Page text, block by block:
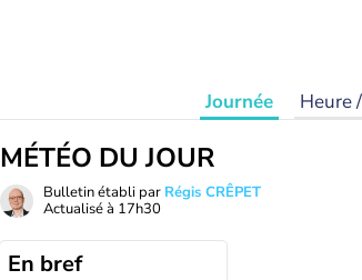
Journée Heure
MÉTÉO DU JOUR
Bulletin établi par Régis CRÊPET
Actualisé à 17h30
En bref